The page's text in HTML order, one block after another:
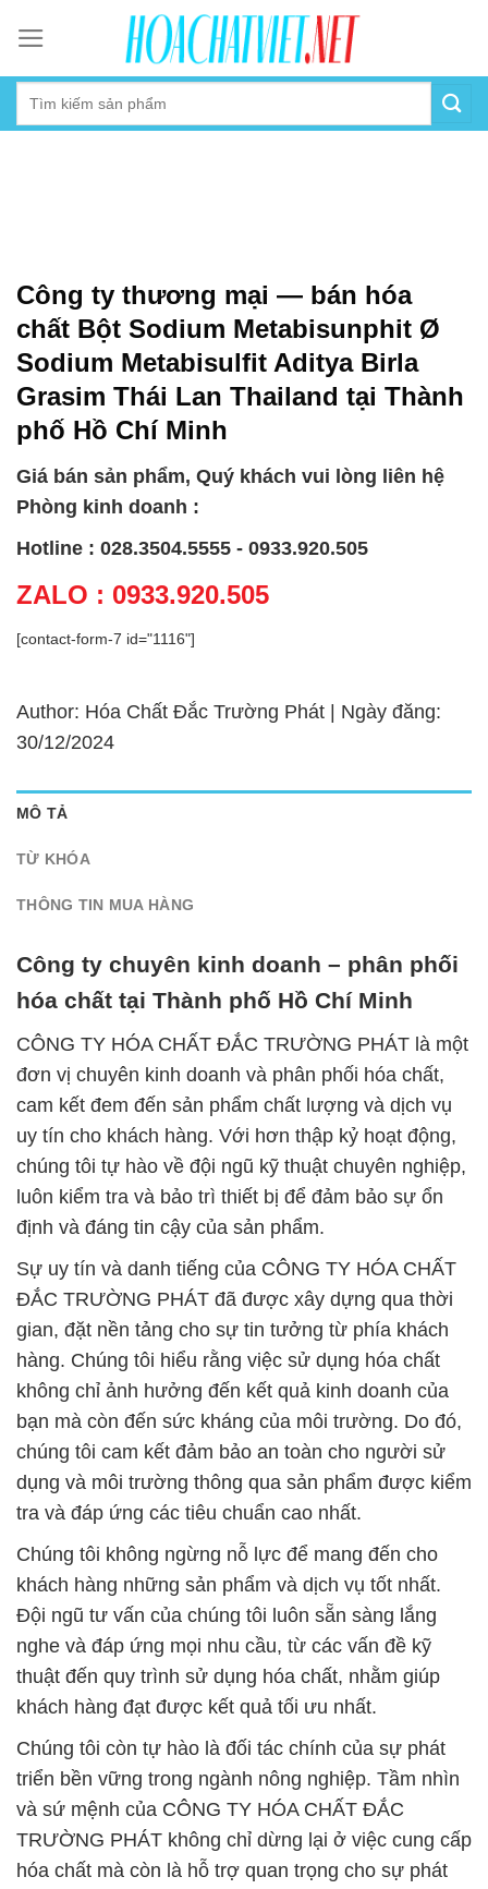
content
Công ty thương mại — bán hóa
chất Bột Sodium Metabisunphit Ø
Sodium Metabisulfit Aditya Birla
Grasim Thái Lan Thailand tại Thành
phố Hồ Chí Minh
Giá bán sản phẩm, Quý khách vui lòng liên hệ
Phòng kinh doanh :
Hotline : 028.3504.5555 - 0933.920.505
ZALO : 0933.920.505
[contact-form-7 id="1116"]
Author: Hóa Chất Đắc Trường Phát | Ngày đăng:
30/12/2024
MÔ TẢ
TỪ KHÓA
THÔNG TIN MUA HÀNG
Công ty chuyên kinh doanh – phân phối
hóa chất tại Thành phố Hồ Chí Minh
CÔNG TY HÓA CHẤT ĐẮC TRƯỜNG PHÁT là một
đơn vị chuyên kinh doanh và phân phối hóa chất,
cam kết đem đến sản phẩm chất lượng và dịch vụ
uy tín cho khách hàng. Với hơn thập kỷ hoạt động,
chúng tôi tự hào về đội ngũ kỹ thuật chuyên nghiệp,
luôn kiểm tra và bảo trì thiết bị để đảm bảo sự ổn
định và đáng tin cậy của sản phẩm.
Sự uy tín và danh tiếng của CÔNG TY HÓA CHẤT
ĐẮC TRƯỜNG PHÁT đã được xây dựng qua thời
gian, đặt nền tảng cho sự tin tưởng từ phía khách
hàng. Chúng tôi hiểu rằng việc sử dụng hóa chất
không chỉ ảnh hưởng đến kết quả kinh doanh của
bạn mà còn đến sức kháng của môi trường. Do đó,
chúng tôi cam kết đảm bảo an toàn cho người sử
dụng và môi trường thông qua sản phẩm được kiểm
tra và đáp ứng các tiêu chuẩn cao nhất.
Chúng tôi không ngừng nỗ lực để mang đến cho
khách hàng những sản phẩm và dịch vụ tốt nhất.
Đội ngũ tư vấn của chúng tôi luôn sẵn sàng lắng
nghe và đáp ứng mọi nhu cầu, từ các vấn đề kỹ
thuật đến quy trình sử dụng hóa chất, nhằm giúp
khách hàng đạt được kết quả tối ưu nhất.
Chúng tôi còn tự hào là đối tác chính của sự phát
triển bền vững trong ngành nông nghiệp. Tầm nhìn
và sứ mệnh của CÔNG TY HÓA CHẤT ĐẮC
TRƯỜNG PHÁT không chỉ dừng lại ở việc cung cấp
hóa chất mà còn là hỗ trợ quan trọng cho sự phát